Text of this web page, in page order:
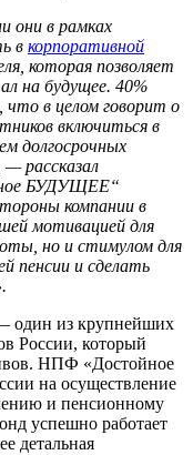
они в рамках
в корпоративной
которая позволяет
на будущее. 40%
в целом говорит о
включиться в
долгосрочных
рассказал
БУДУЩЕЕ“
компании в
мотивацией для
но и стимулом для
пенсии и сделать
один из крупнейших
России, который
НПФ «Достойное
на осуществление
и пенсионному
успешно работает
детальная